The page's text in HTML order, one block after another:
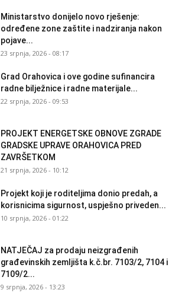
Ministarstvo donijelo novo rješenje:
određene zone zaštite i nadziranja nakon
pojave...
23 srpnja, 2026 - 08:17
Grad Orahovica i ove godine sufinancira
radne bilježnice i radne materijale...
22 srpnja, 2026 - 09:53
PROJEKT ENERGETSKE OBNOVE ZGRADE
GRADSKE UPRAVE ORAHOVICA PRED
ZAVRŠETKOM
21 srpnja, 2026 - 10:12
Projekt koji je roditeljima donio predah, a
korisnicima sigurnost, uspješno priveden...
10 srpnja, 2026 - 01:22
NATJEČAJ za prodaju neizgrađenih
građevinskih zemljišta k.č.br. 7103/2, 7104 i
7109/2...
9 srpnja, 2026 - 13:23